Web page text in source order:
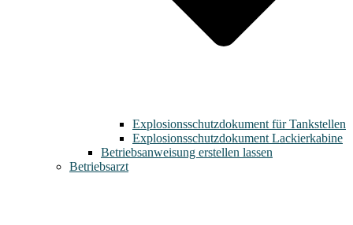
Explosionsschutzdokument für Tankstellen
Explosionsschutzdokument Lackierkabine
Betriebsanweisung erstellen lassen
Betriebsarzt